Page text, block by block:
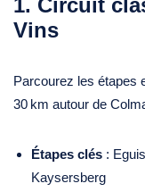
1. Circuit
Vins
Parcourez les étapes
30 km autour de
Étapes clés :
Kaysersberg